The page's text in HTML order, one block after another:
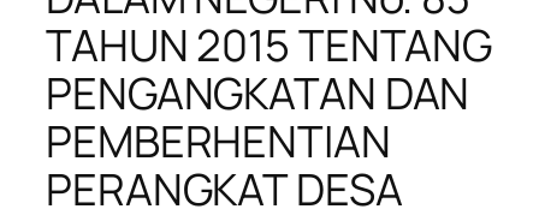
TAHUN 2015 TENTANG
PENGANGKATAN DAN
PEMBERHENTIAN
PERANGKAT DESA